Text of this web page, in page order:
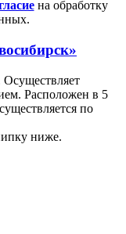
на обработку
Расположен в 5
по
ниже.